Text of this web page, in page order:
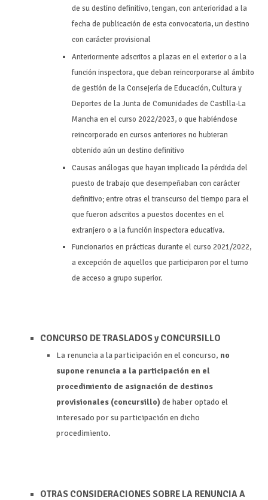
de su destino definitivo, tengan, con anterioridad a la
fecha de publicación de esta convocatoria, un destino
con carácter provisional
Anteriormente adscritos a plazas en el exterior o a la
función inspectora, que deban reincorporarse al ámbito
de gestión de la Consejería de Educación, Cultura y
Deportes de la Junta de Comunidades de Castilla-La
Mancha en el curso 2022/2023, o que habiéndose
reincorporado en cursos anteriores no hubieran
obtenido aún un destino definitivo
Causas análogas que hayan implicado la pérdida del
puesto de trabajo que desempeñaban con carácter
definitivo; entre otras el transcurso del tiempo para el
que fueron adscritos a puestos docentes en el
extranjero o a la función inspectora educativa.
Funcionarios en prácticas durante el curso 2021/2022,
a excepción de aquellos que participaron por el turno
de acceso a grupo superior.
CONCURSO DE TRASLADOS y CONCURSILLO
La renuncia a la participación en el concurso, no
supone renuncia a la participación en el
procedimiento de asignación de destinos
provisionales (concursillo) de haber optado el
interesado por su participación en dicho
procedimiento.
OTRAS CONSIDERACIONES SOBRE LA RENUNCIA A